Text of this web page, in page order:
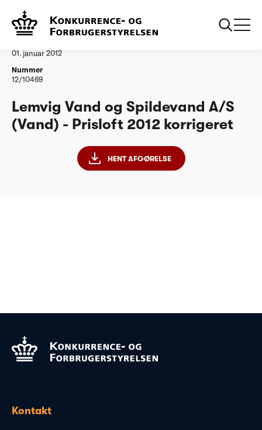
Vandtilsyn
01. januar 2012
Nummer
12/10469
Lemvig Vand og Spildevand A/S
(Vand) - Prisloft 2012 korrigeret
HENT AFGØRELSE
Kontakt